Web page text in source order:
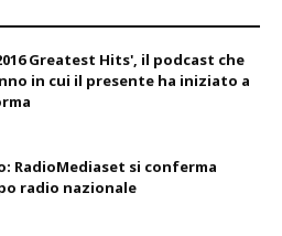
Greatest Hits', il podcast che
in cui il presente ha iniziato a
RadioMediaset si conferma
radio nazionale